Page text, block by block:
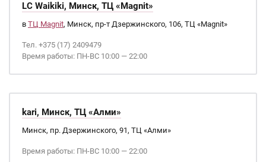
LC Waikiki, Минск, ТЦ «Magnit»
в ТЦ Magnit, Минск, пр-т Дзержинского, 106, ТЦ «Magnit»
Тел. +375 (17) 2409479
Время работы: ПН-ВС 10:00 — 22:00
kari, Минск, ТЦ «Алми»
Минск, пр. Дзержинского, 91, ТЦ «Алми»
Время работы: ПН-ВС 10:00 — 22:00